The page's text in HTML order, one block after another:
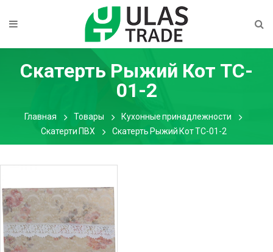
Скатерть Рыжий Кот TC-
01-2
Главная Товары
Кухонные принадлежности
Скатерти ПВХ
Скатерть Рыжий Кот TC-01-2